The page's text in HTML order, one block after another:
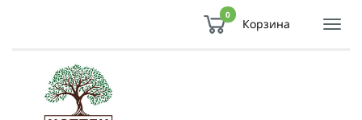
0
Корзина